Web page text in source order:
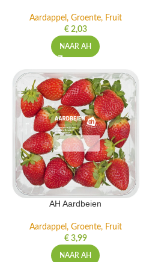
Aardappel, Groente, Fruit
€2,03
NAAR AH
AH Aardbeien
Aardappel, Groente, Fruit
€3,99
NAAR AH